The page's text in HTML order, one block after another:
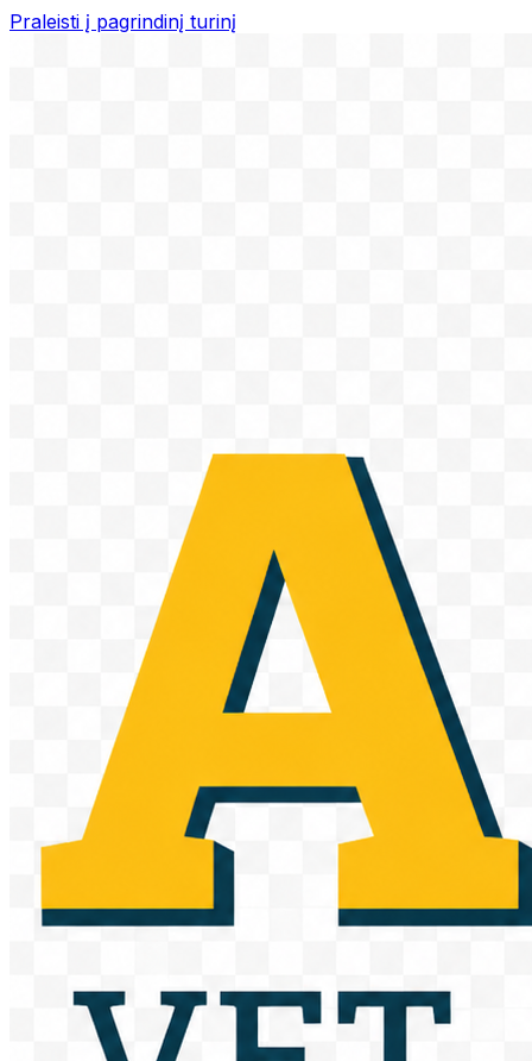
Praleisti į pagrindinį turinį